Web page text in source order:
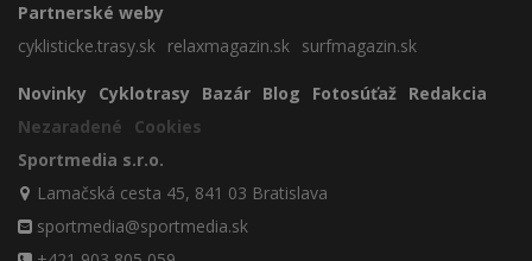
Partnerské weby
cyklisticke.trasy.sk relaxmagazin.sk surfmagazin.sk
Novinky Cyklotrasy Bazár Blog Fotosúťaž Redakcia
Nezaradené
Cookies
Sportmedia s.r.o.
Lamačská cesta 45, 841 03 Bratislava
sportmedia@sportmedia.sk